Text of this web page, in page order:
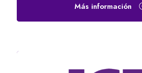
Más información